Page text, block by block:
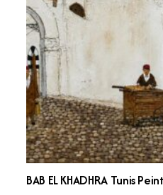
BAB EL KHADHRA Tunis